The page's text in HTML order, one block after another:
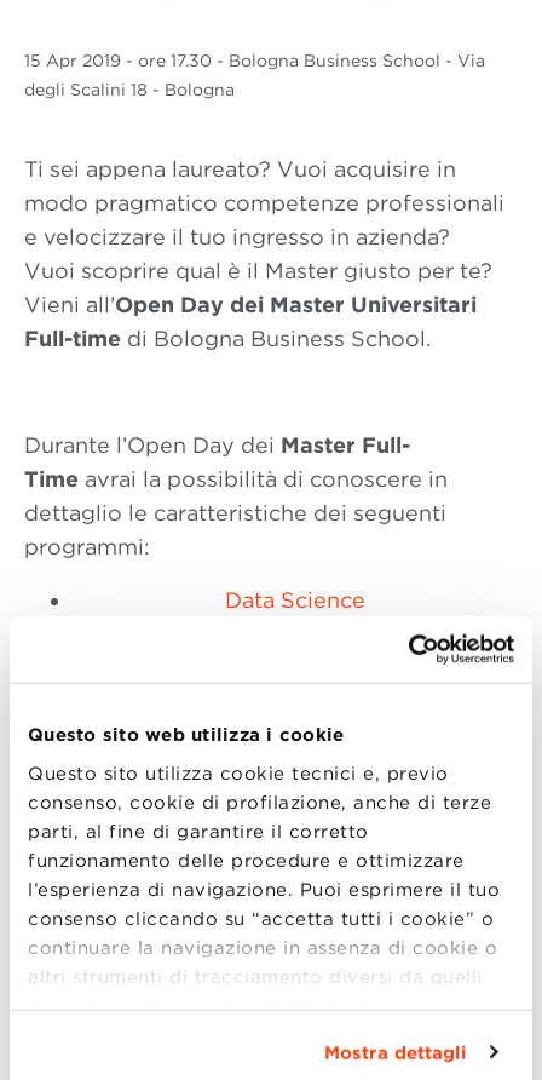
Questo sito web utilizza i cookie
Questo sito utilizza cookie tecnici e, previo
consenso, cookie di profilazione, anche di terze
parti, al fine di garantire il corretto
funzionamento delle procedure e ottimizzare
l’esperienza di navigazione. Puoi esprimere il tuo
consenso cliccando su “accetta tutti i cookie” o
continuare la navigazione in assenza di cookie o
altri strumenti di tracciamento diversi da quelli
tecnici semplicemente chiudendo il presente
Dettagli ”. Per
Mostra dettagli
15 Apr 2019 - ore 17.30 - Bologna Business School - Via
degli Scalini 18 - Bologna
Ti sei appena laureato? Vuoi acquisire in
modo pragmatico competenze professionali
e velocizzare il tuo ingresso in azienda?
Vuoi scoprire qual è il Master giusto per te?
Vieni all’Open Day dei Master Universitari
Full-time di Bologna Business School.
Durante l’Open Day dei Master Full-
Time avrai la possibilità di conoscere in
dettaglio le caratteristiche dei seguenti
programmi:
Data Science
,Cyber
Finanza, Controllo e Auditing
Gestione d’Impresa:Food & Wine,
in Italy ,Green Management and
Sustainable Businesses
Asiatici, Retail Management and E-
Commerce
Turismo, Heritage ed Eventi
Human Resources & Organization
Finance and Fintech
Management:Attività Industriali,Life
Servizi Avanzati